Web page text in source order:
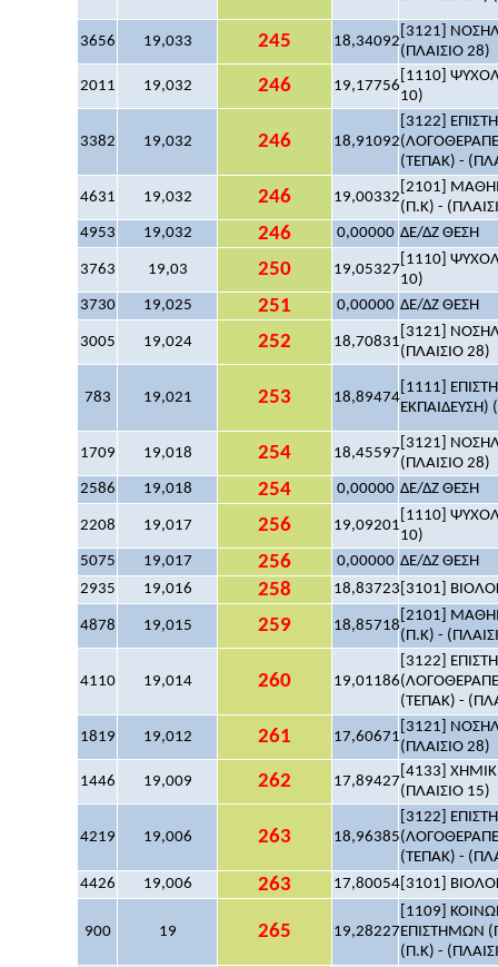
3656 19,033 245 18,34092
[3121]
(ΠΛΑΙΣΙΟ 28)
2011 19,032 246 19,17756
[1110]
10)
3382 19,032 246 18,91092
[3122]
(ΤΕΠΑΚ) -
4631 19,032 246 19,00332
[2101]
(Π.Κ) -
4953
19,032 246 0,00000 ΔΕ/ΔΖ ΘΕΣΗ
3763 19,03 250 19,05327
[1110]
10)
3730
19,025 251 0,00000 ΔΕ/ΔΖ ΘΕΣΗ
3005 19,024 252 18,70831
[3121]
(ΠΛΑΙΣΙΟ 28)
783 19,021 253 18,89474
[1111]
ΕΚΠΑΙΔΕΥΣΗ)
1709 19,018 254 18,45597
[3121]
(ΠΛΑΙΣΙΟ 28)
2586
19,018 254 0,00000 ΔΕ/ΔΖ ΘΕΣΗ
2208 19,017 256 19,09201
[1110]
10)
5075
19,017 256 0,00000 ΔΕ/ΔΖ ΘΕΣΗ
2935
19,016 258 18,83723 [3101]
4878 19,015 259 18,85718
[2101]
(Π.Κ) -
4110 19,014 260 19,01186
[3122]
(ΤΕΠΑΚ) -
1819 19,012 261 17,60671
[3121]
(ΠΛΑΙΣΙΟ 28)
1446 19,009 262 17,89427
[4133]
(ΠΛΑΙΣΙΟ 15)
4219 19,006 263 18,96385
[3122]
(ΤΕΠΑΚ) -
4426
19,006 263 17,80054 [3101]
900 19 265 19,28227
[1109]
ΕΠΙΣΤΗΜΩΝ
(Π.Κ) -